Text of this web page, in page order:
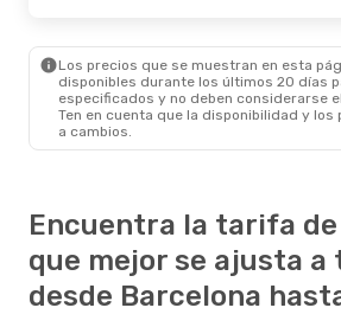
Los precios que se muestran en esta
disponibles durante los últimos 20 días
especificados y no deben considerarse
Ten en cuenta que la disponibilidad y
a cambios.
Encuentra la tarifa de
que mejor se ajusta
desde Barcelona